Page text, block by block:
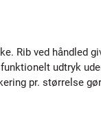
Rib ved håndled
udtryk
pr. størrelse